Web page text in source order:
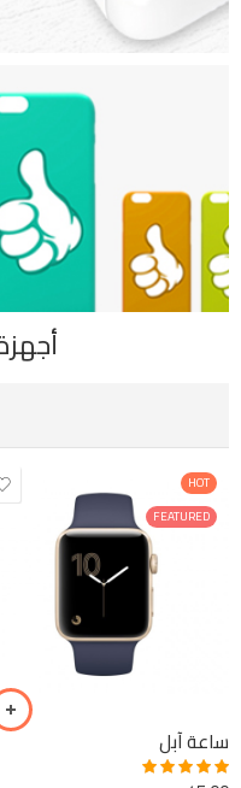
HOT
FEATURED
ساعة آبل